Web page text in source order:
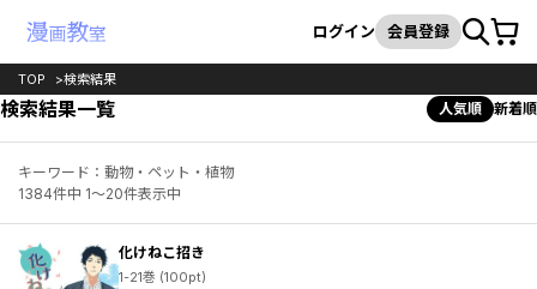
検索
ログイン 会員登録カート
TOP 検索結果
検索結果一覧 人気順 新着順
キーワード：動物・ペット・植物
1384件中 1～20件表示中
化けねこ招き
1-21巻 (100pt)